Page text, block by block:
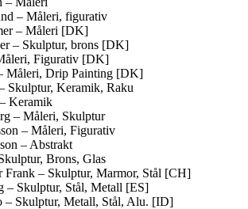
– Måleri, figurativ
– Måleri [DK]
– Skulptur, brons [DK]
Figurativ [DK]
Måleri, Drip Painting [DK]
Skulptur, Keramik, Raku
Keramik
– Måleri, Skulptur
– Måleri, Figurativ
– Abstrakt
Brons, Glas
Frank – Skulptur, Marmor, Stål [CH]
– Skulptur, Stål, Metall [ES]
– Skulptur, Metall, Stål, Alu. [ID]